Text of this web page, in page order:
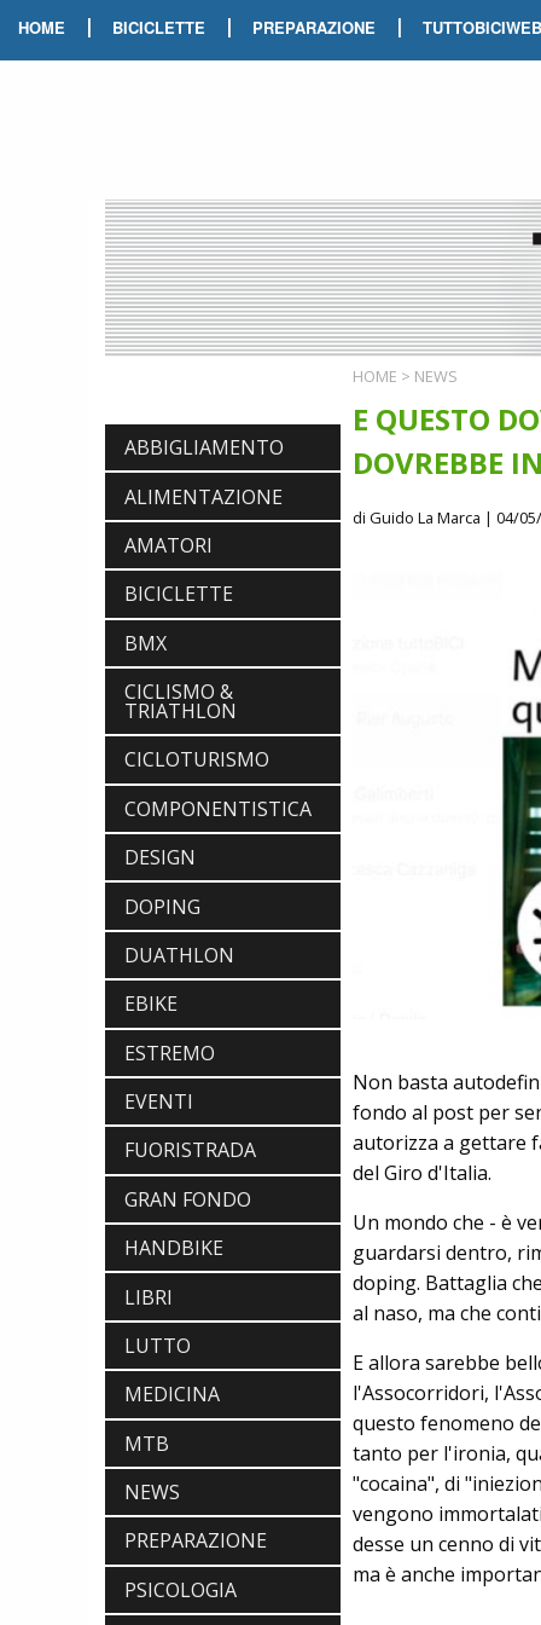
HOME | BICICLETTE | PREPARAZIONE | TUTTOBICIWEB
ABBIGLIAMENTO
ALIMENTAZIONE
AMATORI
BICICLETTE
BMX
CICLISMO &
TRIATHLON
CICLOTURISMO
COMPONENTISTICA
DESIGN
DOPING
DUATHLON
EBIKE
ESTREMO
EVENTI
FUORISTRADA
GRAN FONDO
HANDBIKE
LIBRI
LUTTO
MEDICINA
MTB
NEWS
PREPARAZIONE
PSICOLOGIA
NEWS
NASCE «ANTONIO COLOMBO
INNOVATION & DESIGN AWARD»: A
IBF DEBUTTA IL PREMIO ITALIANO
SCARPE
HOME > NEWS
E QUESTO
DOVREBBE
di Guido La Marca | 04/
Non basta
fondo al post per
autorizza a gettare
del Giro d'Italia.
Un mondo che - è
guardarsi dentro,
doping. Battaglia
al naso, ma che
E allora sarebbe
l'Assocorridori,
questo fenomeno
tanto per l'ironia,
"cocaina", di
vengono immortalati
desse un cenno di
ma è anche